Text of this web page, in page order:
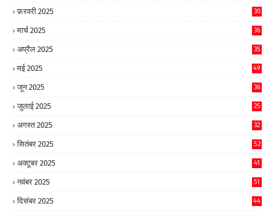
फ़रवरी 2025 30
मार्च 2025 36
अप्रैल 2025 35
मई 2025 49
जून 2025 36
जुलाई 2025 25
अगस्त 2025 32
सितंबर 2025 52
अक्टूबर 2025 41
नवंबर 2025 51
दिसंबर 2025 44